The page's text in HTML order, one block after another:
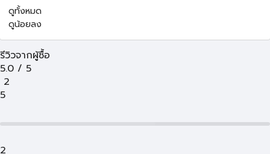
ดูทั้งหมด
ดูน้อยลง
รีวิวจากผู้ซื้อ
5.0 / 5
2
5
2